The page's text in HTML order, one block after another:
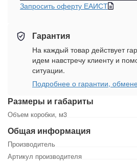
Размеры и габариты
Объем коробки, м3
Общая информация
Производитель
Артикул производителя
Запросить оферту ЕАИСТ
Гарантия
На каждый товар действует
идем навстречу клиенту и
ситуации.
Подробнее о гарантии,